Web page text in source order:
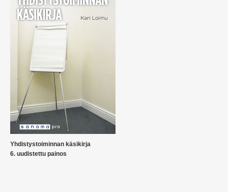
Yhdistystoiminnan käsikirja
6. uudistettu painos